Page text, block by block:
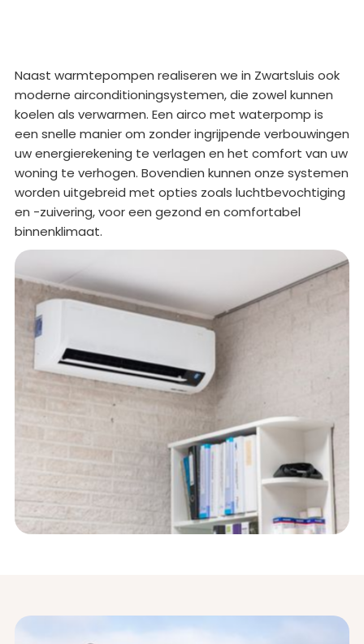
Naast warmtepompen realiseren we in Zwartsluis ook
moderne airconditioningsystemen, die zowel kunnen
koelen als verwarmen. Een airco met waterpomp is
een snelle manier om zonder ingrijpende verbouwingen
uw energierekening te verlagen en het comfort van uw
woning te verhogen. Bovendien kunnen onze systemen
worden uitgebreid met opties zoals luchtbevochtiging
en -zuivering, voor een gezond en comfortabel
binnenklimaat.